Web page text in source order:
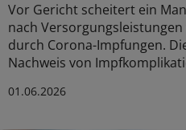
Vor Gericht scheitert ein
nach
durch Corona-Impfungen.
Nachweis von
01.06.2026